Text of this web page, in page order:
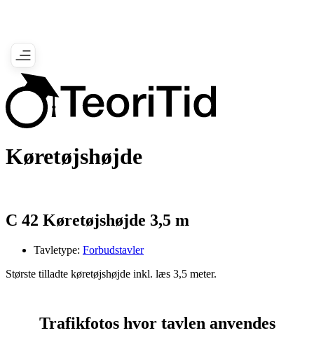
Køretøjshøjde
C 42 Køretøjshøjde 3,5 m
Tavletype: Forbudstavler
Største tilladte køretøjshøjde inkl. læs 3,5 meter.
Trafikfotos hvor tavlen anvendes